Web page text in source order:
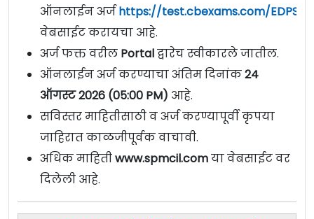
ऑनलाईन अर्जhttps://test.cbexams.com/EDPSU/
वेबसाईट करायचा आहे.
अर्ज फक्त वरील Portalद्वारेच स्वीकारले जातील.
ऑनलाईन अर्ज करण्याचा अंतिम दिनांक24
ऑगस्ट 2026 (05:00 PM) आहे.
सविस्तर माहितीसाठी व अर्ज करण्यापूर्वी कृपया
जाहिरात काळजीपूर्वक वाचावी.
अधिक माहितीwww.spmcil.comया वेबसाईट वर
दिलेली आहे.